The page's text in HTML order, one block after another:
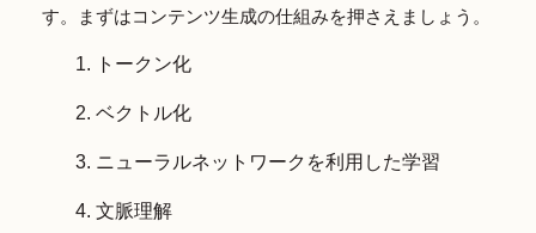
す。まずはコンテンツ生成の仕組みを押さえましょう。
トークン化
ベクトル化
ニューラルネットワークを利用した学習
文脈理解